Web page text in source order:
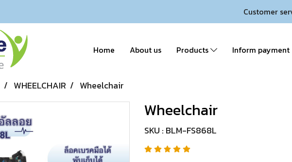
Customer
Home About us Products Inform payment
WHEELCHAIR Wheelchair
Wheelchair
SKU : BLM-FS868L